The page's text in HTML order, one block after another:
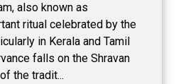
Reviews
Reviews
also known as
ritual celebrated by the
in Kerala and Tamil
falls on the Shravan
the tradit...